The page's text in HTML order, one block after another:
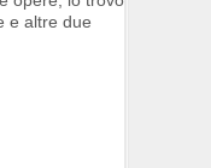
e altre due